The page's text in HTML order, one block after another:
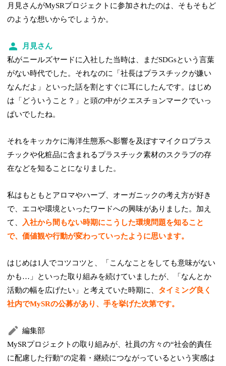
月見さんがMySRプロジェクトに参加されたのは、そもそもど
のような想いからでしょうか。
月見さん
私がニールズヤードに入社した当時は、まだSDGsという言葉
がない時代でした。それなのに「社長はプラスチックが嫌い
なんだよ」といった話を割とすぐに耳にしたんです。はじめ
は「どういうこと？」と頭の中がクエスチョンマークでいっ
ぱいでしたね。
それをキッカケに海洋生態系へ影響を及ぼすマイクロプラス
チックや化粧品に含まれるプラスチック素材のスクラブの存
在などを知ることになりました。
私はもともとアロマやハーブ、オーガニックの考え方が好き
で、エコや環境といったワードへの興味がありました。加え
て、
入社から間もない時期にこうした環境問題を知ること
で、価値観や行動が変わっていったように思います。
はじめは1人でコツコツと、「こんなことをしても意味がない
かも…」といった取り組みを続けていましたが、「なんとか
活動の幅を広げたい」と考えていた時期に、 タイミング良く
社内でMySRの公募があり、手を挙げた次第です。
編集部
MySRプロジェクトの取り組みが、社員の方々の“社会的責任
に配慮した行動”の定着・継続につながっているという実感は